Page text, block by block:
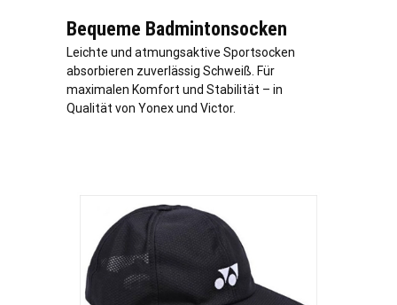
Bequeme Badmintonsocken
Leichte und atmungsaktive Sportsocken
absorbieren zuverlässig Schweiß. Für
maximalen Komfort und Stabilität – in
Qualität von Yonex und Victor.